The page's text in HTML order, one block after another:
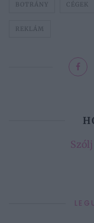
BOTRÁNY CÉGEK
REKLÁM